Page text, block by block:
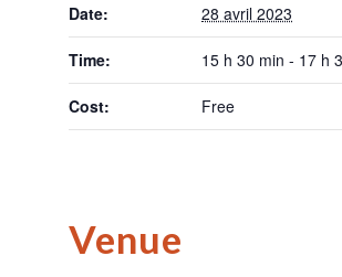
Date: 28 avril 2023
Time: 15 h 30 min - 17 h
Cost: Free
Venue